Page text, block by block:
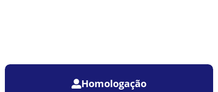
Homologação